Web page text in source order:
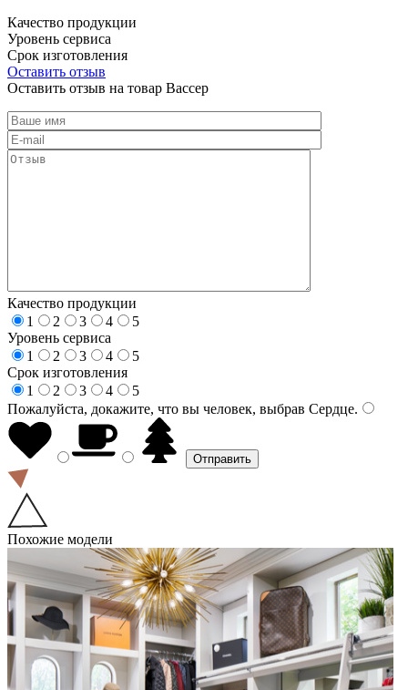
Качество продукции
Уровень сервиса
Срок изготовления
Оставить отзыв
Оставить отзыв на товар Вассер
Качество продукции
1
2 3 4
5
Уровень сервиса
1
2 3 4
5
Срок изготовления
1
2 3 4
5
Пожалуйста, докажите, что вы человек, выбрав Сердце.
Похожие модели